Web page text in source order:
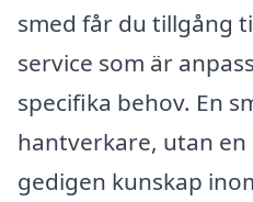
smed får du tillgång
service som är
specifika behov. En
hantverkare, utan en
gedigen kunskap